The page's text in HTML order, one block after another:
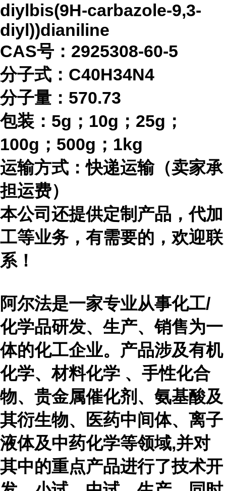
diylbis(9H-carbazole-9,3-
diyl))dianiline
CAS号：2925308-60-5
分子式： C40H34N4
分子量： 570.73
包装： 5g；10g；25g；
100g；500g；1kg
运输方式：快递运输（卖家承
担运费）
本公司还提供定制产品，代加
工等业务，有需要的，欢迎联
系！
阿尔法是一家专业从事化工/
化学品研发、生产、销售为一
体的化工企业。产品涉及有机
化学、材料化学 、手性化合
物、贵金属催化剂、氨基酸及
其衍生物、医药中间体、离子
液体及中药化学等领域,并对
其中的重点产品进行了技术开